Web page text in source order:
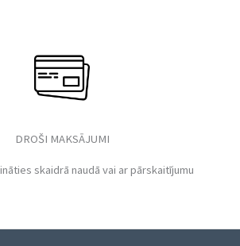
DROŠI MAKSĀJUMI
skaidrā naudā vai ar pārskaitījumu